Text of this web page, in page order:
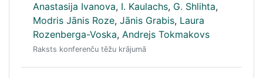
Anastasija Ivanova, I. Kaulachs, G. Shlihta,
Modris Jānis Roze, Jānis Grabis, Laura
Rozenberga-Voska, Andrejs Tokmakovs
Raksts konferenču tēžu krājumā